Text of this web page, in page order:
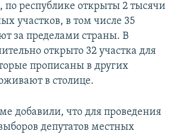
республике открыты 2 тысячи
участков, в том числе 35
за пределами страны. В
открыто 32 участка для
прописаны в других
в столице.
добавили, что для проведения
депутатов местных